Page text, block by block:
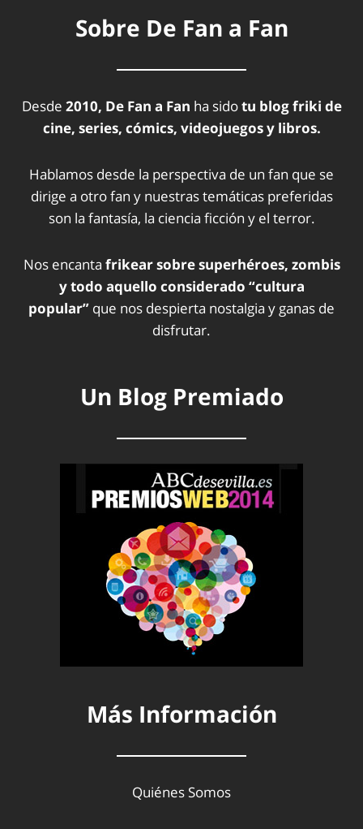
Sobre De Fan a Fan
Desde 2010, De Fan a Fan ha sidotu blog friki de
cine, series, cómics, videojuegos y libros.
Hablamos desde la perspectiva de un fan que se
dirige a otro fan y nuestras temáticas preferidas
son la fantasía, la ciencia ficción y el terror.
Nos encanta frikear sobre superhéroes, zombis
y todo aquello considerado “cultura
popular” que nos despierta nostalgia y ganas de
disfrutar.
Un Blog Premiado
Más Información
Quiénes Somos